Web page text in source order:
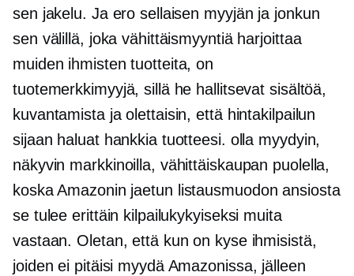
sen jakelu. Ja ero sellaisen myyjän ja jonkun
sen välillä, joka vähittäismyyntiä harjoittaa
muiden ihmisten tuotteita, on
tuotemerkkimyyjä, sillä he hallitsevat sisältöä,
kuvantamista ja olettaisin, että hintakilpailun
sijaan haluat hankkia tuotteesi. olla myydyin,
näkyvin markkinoilla, vähittäiskaupan puolella,
koska Amazonin jaetun listausmuodon ansiosta
se tulee erittäin kilpailukykyiseksi muita
vastaan. Oletan, että kun on kyse ihmisistä,
joiden ei pitäisi myydä Amazonissa, jälleen